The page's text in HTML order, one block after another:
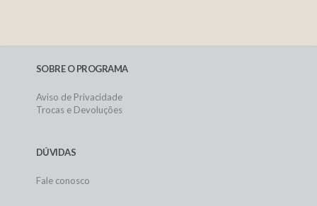
SOBRE O PROGRAMA
Aviso de Privacidade
Trocas e Devoluções
DÚVIDAS
Fale conosco